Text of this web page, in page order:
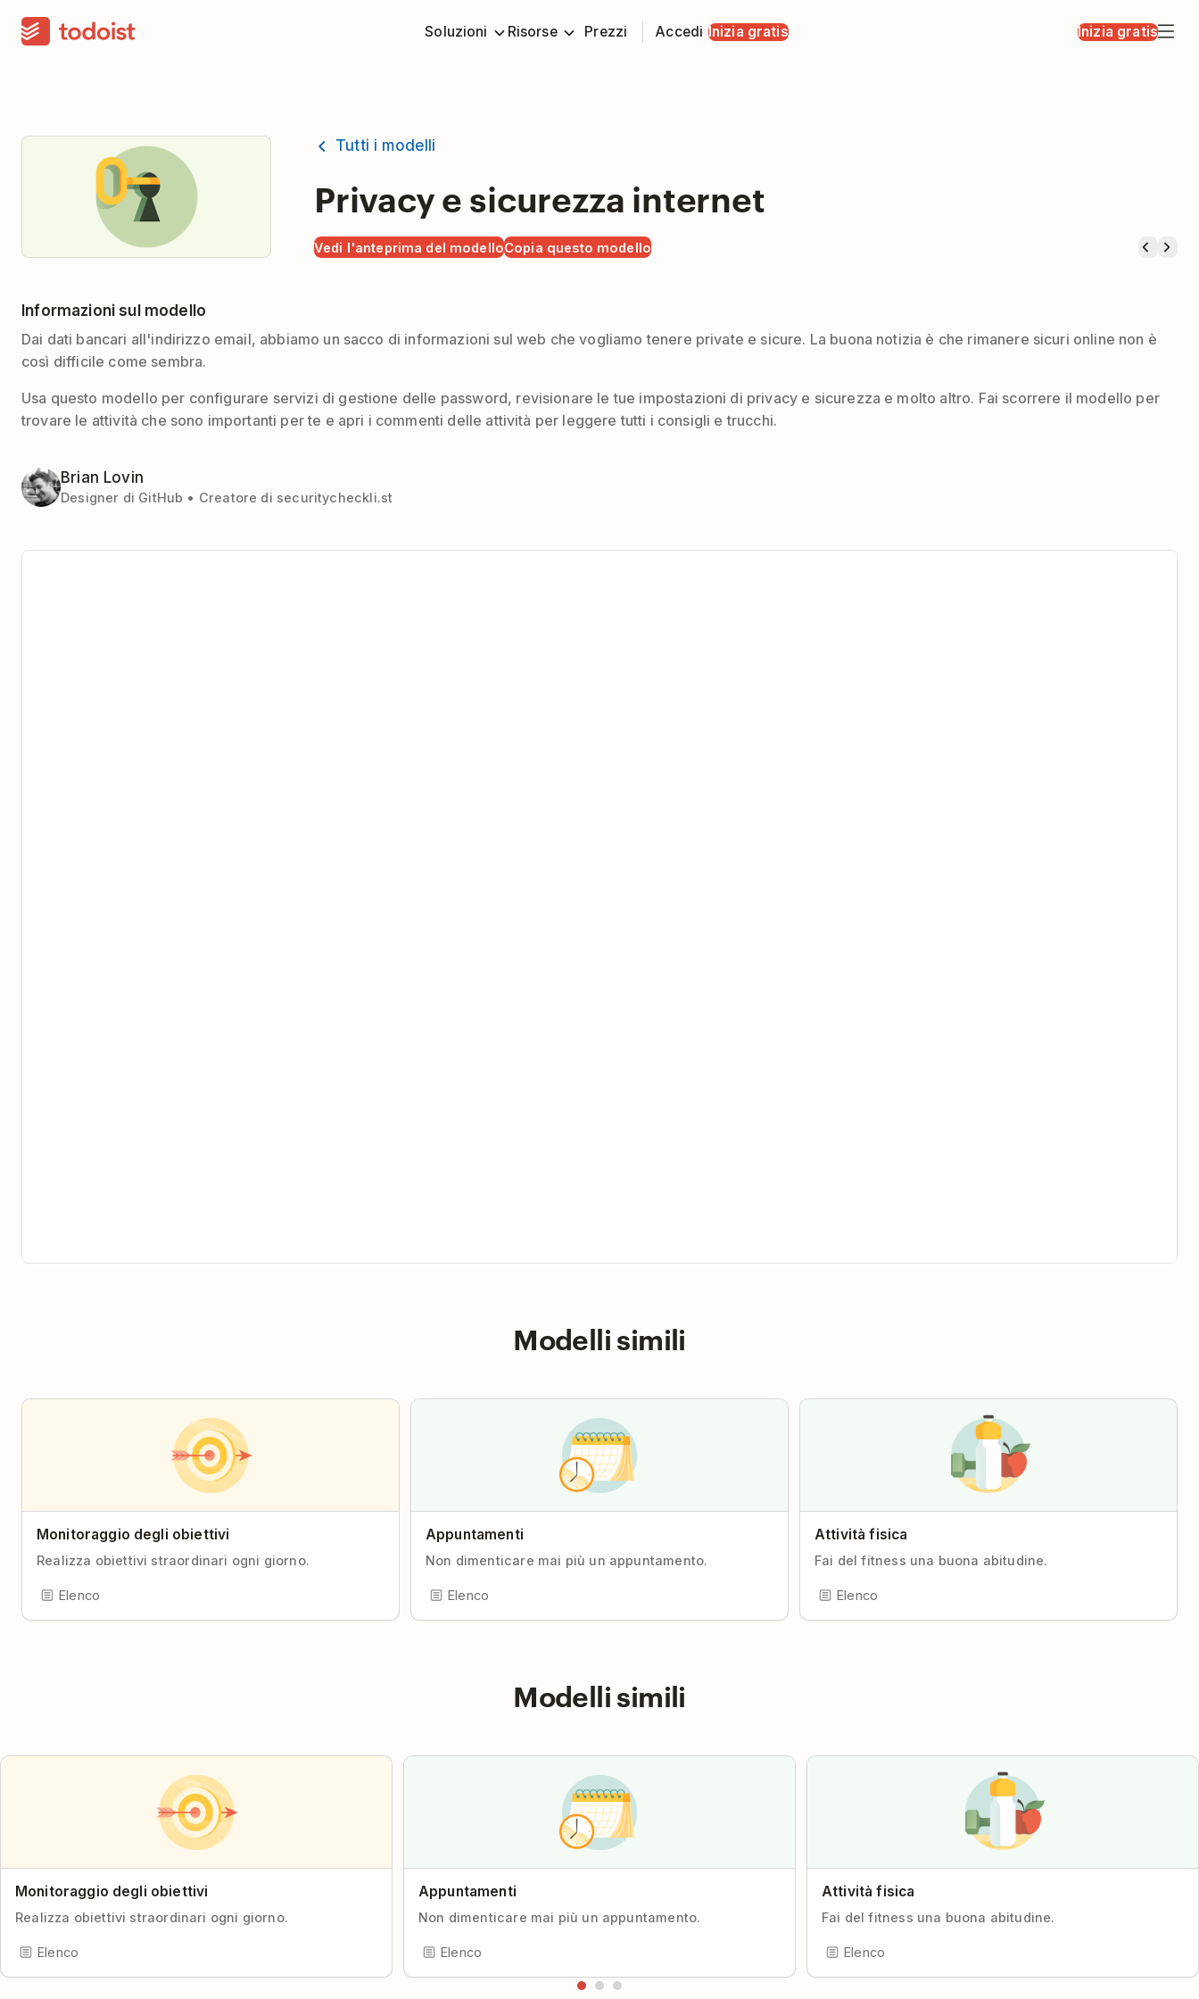
Soluzioni Risorse Prezzi Accedi Inizia gratis Inizia gratis
Tutti i modelli
Privacy e sicurezza internet
Vedi l'anteprima del modelloCopia questo modello
Informazioni sul modello
Dai dati bancari all'indirizzo email, abbiamo un sacco di informazioni sul web che vogliamo tenere private e sicure. La buona notizia è che rimanere sicuri online non è
così difficile come sembra.
Usa questo modello per configurare servizi di gestione delle password, revisionare le tue impostazioni di privacy e sicurezza e molto altro. Fai scorrere il modello per
trovare le attività che sono importanti per te e apri i commenti delle attività per leggere tutti i consigli e trucchi.
Brian Lovin
Designer di GitHub • Creatore di securitycheckli.st
Modelli simili
Monitoraggio degli obiettivi
Realizza obiettivi straordinari ogni giorno.
Elenco
Appuntamenti
Non dimenticare mai più un appuntamento.
Elenco
Attività fisica
Fai del fitness una buona abitudine.
Elenco
Modelli simili
Monitoraggio degli obiettivi
Realizza obiettivi straordinari ogni giorno.
Elenco
Appuntamenti
Non dimenticare mai più un appuntamento.
Elenco
Attività fisica
Fai del fitness una buona abitudine.
Elenco